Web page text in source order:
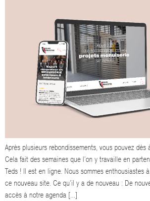
Après plusieurs rebondissements, vous pouvez
Cela fait des semaines que l’on y travaille en
Teds ! Il est en ligne. Nous sommes enthousiastes
ce nouveau site. Ce qu’il y a de nouveau : De
accès à notre agenda […]